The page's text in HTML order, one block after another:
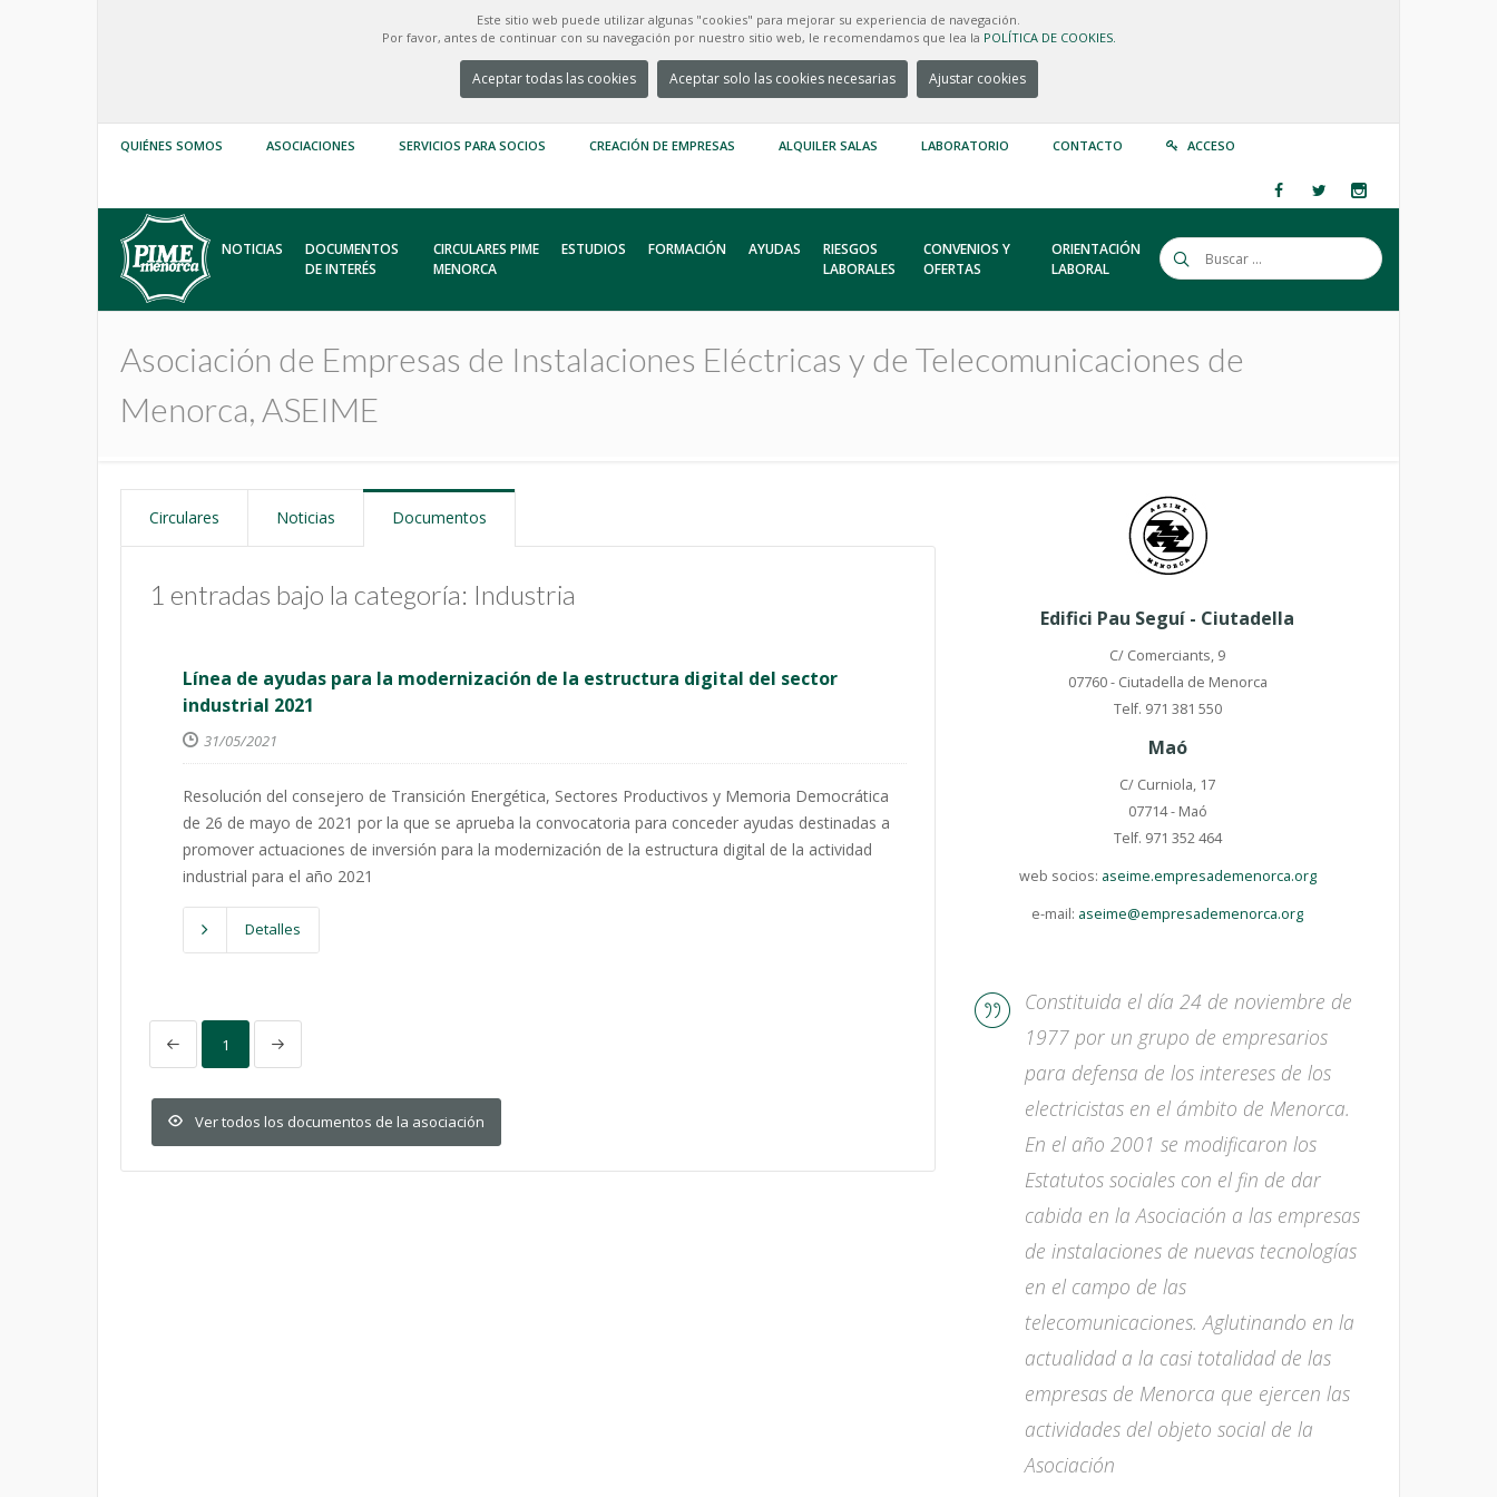
Este sitio web puede utilizar algunas "cookies" para mejorar su experiencia de navegación.
Por favor, antes de continuar con su navegación por nuestro sitio web, le recomendamos que lea la POLÍTICA DE COOKIES.
Aceptar todas las cookies Aceptar solo las cookies necesarias Ajustar cookies
QUIÉNES SOMOS ASOCIACIONES SERVICIOS PARA SOCIOS CREACIÓN DE EMPRESAS ALQUILER SALAS LABORATORIO CONTACTO ACCESO
NOTICIAS
DOCUMENTOS
DE INTERÉS
CIRCULARES PIME
MENORCA
ESTUDIOS FORMACIÓN AYUDAS
RIESGOS
LABORALES
CONVENIOS Y
OFERTAS
ORIENTACIÓN
LABORAL
Asociación de Empresas de Instalaciones Eléctricas y de Telecomunicaciones de
Menorca, ASEIME
Circulares Noticias Documentos
1 entradas bajo la categoría: Industria
Línea de ayudas para la modernización de la estructura digital del sector
industrial 2021
31/05/2021
Resolución del consejero de Transición Energética, Sectores Productivos y Memoria Democrática
de 26 de mayo de 2021 por la que se aprueba la convocatoria para conceder ayudas destinadas a
promover actuaciones de inversión para la modernización de la estructura digital de la actividad
industrial para el año 2021
Detalles
1
Ver todos los documentos de la asociación
Edifici Pau Seguí - Ciutadella
C/ Comerciants, 9
07760 - Ciutadella de Menorca
Telf. 971 381 550
Maó
C/ Curniola, 17
07714 - Maó
Telf. 971 352 464
web socios: aseime.empresademenorca.org
e-mail: aseime@empresademenorca.org
Constituida el día 24 de noviembre de
1977 por un grupo de empresarios
para defensa de los intereses de los
electricistas en el ámbito de Menorca.
En el año 2001 se modificaron los
Estatutos sociales con el fin de dar
cabida en la Asociación a las empresas
de instalaciones de nuevas tecnologías
en el campo de las
telecomunicaciones. Aglutinando en la
actualidad a la casi totalidad de las
empresas de Menorca que ejercen las
actividades del objeto social de la
Asociación